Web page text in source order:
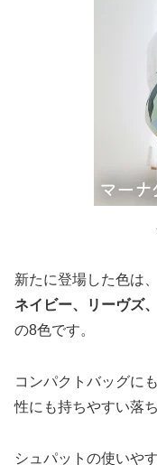
新たに登場した色は、
ネイビー、リーヴズ
の8色です。
コンパクトバッグに
性にも持ちやすい落
シュパットの使いや